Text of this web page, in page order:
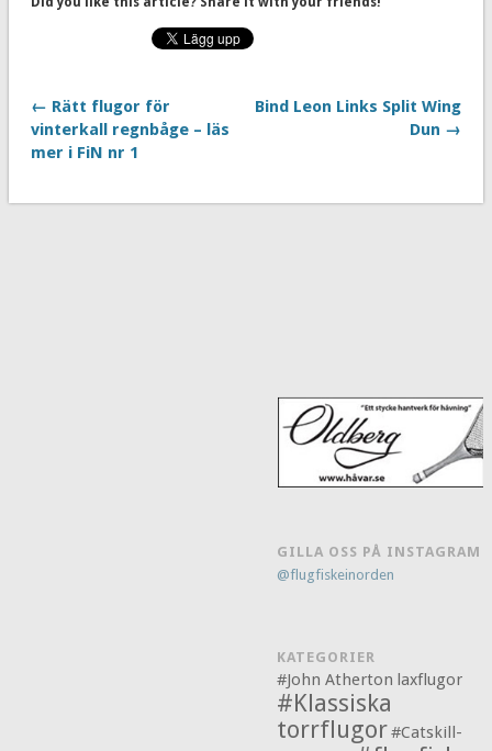
← Rätt flugor för
vinterkall regnbåge – läs
mer i FiN nr 1
Bind Leon Links Split Wing
Dun →
GILLA OSS PÅ INSTAGRAM
@flugfiskeinorden
KATEGORIER
#John Atherton laxflugor
#Klassiska
torrflugor#Catskill-